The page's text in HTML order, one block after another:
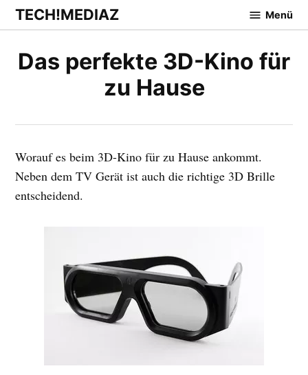
Zum
Inhalt
TECH!MEDIAZ Menü
Das perfekte 3D-Kino für
zu Hause
Worauf es beim 3D-Kino für zu Hause ankommt.
Neben dem TV Gerät ist auch die richtige 3D Brille
entscheidend.